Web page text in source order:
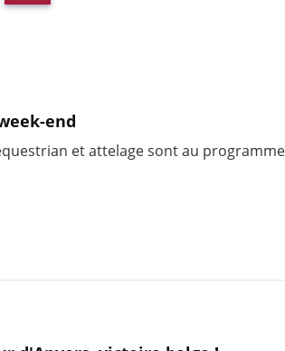
end
et attelage sont au